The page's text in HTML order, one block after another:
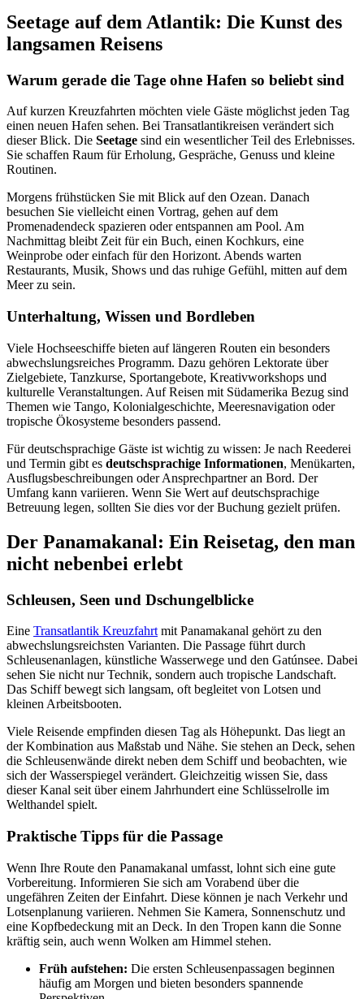
Seetage auf dem Atlantik: Die Kunst des
langsamen Reisens
Warum gerade die Tage ohne Hafen so beliebt sind
Auf kurzen Kreuzfahrten möchten viele Gäste möglichst jeden Tag
einen neuen Hafen sehen. Bei Transatlantikreisen verändert sich
dieser Blick. Die Seetage sind ein wesentlicher Teil des Erlebnisses.
Sie schaffen Raum für Erholung, Gespräche, Genuss und kleine
Routinen.
Morgens frühstücken Sie mit Blick auf den Ozean. Danach
besuchen Sie vielleicht einen Vortrag, gehen auf dem
Promenadendeck spazieren oder entspannen am Pool. Am
Nachmittag bleibt Zeit für ein Buch, einen Kochkurs, eine
Weinprobe oder einfach für den Horizont. Abends warten
Restaurants, Musik, Shows und das ruhige Gefühl, mitten auf dem
Meer zu sein.
Unterhaltung, Wissen und Bordleben
Viele Hochseeschiffe bieten auf längeren Routen ein besonders
abwechslungsreiches Programm. Dazu gehören Lektorate über
Zielgebiete, Tanzkurse, Sportangebote, Kreativworkshops und
kulturelle Veranstaltungen. Auf Reisen mit Südamerika Bezug sind
Themen wie Tango, Kolonialgeschichte, Meeresnavigation oder
tropische Ökosysteme besonders passend.
Für deutschsprachige Gäste ist wichtig zu wissen: Je nach Reederei
und Termin gibt es deutschsprachige Informationen, Menükarten,
Ausflugsbeschreibungen oder Ansprechpartner an Bord. Der
Umfang kann variieren. Wenn Sie Wert auf deutschsprachige
Betreuung legen, sollten Sie dies vor der Buchung gezielt prüfen.
Der Panamakanal: Ein Reisetag, den man
nicht nebenbei erlebt
Schleusen, Seen und Dschungelblicke
Eine Transatlantik Kreuzfahrt mit Panamakanal gehört zu den
abwechslungsreichsten Varianten. Die Passage führt durch
Schleusenanlagen, künstliche Wasserwege und den Gatúnsee. Dabei
sehen Sie nicht nur Technik, sondern auch tropische Landschaft.
Das Schiff bewegt sich langsam, oft begleitet von Lotsen und
kleinen Arbeitsbooten.
Viele Reisende empfinden diesen Tag als Höhepunkt. Das liegt an
der Kombination aus Maßstab und Nähe. Sie stehen an Deck, sehen
die Schleusenwände direkt neben dem Schiff und beobachten, wie
sich der Wasserspiegel verändert. Gleichzeitig wissen Sie, dass
dieser Kanal seit über einem Jahrhundert eine Schlüsselrolle im
Welthandel spielt.
Praktische Tipps für die Passage
Wenn Ihre Route den Panamakanal umfasst, lohnt sich eine gute
Vorbereitung. Informieren Sie sich am Vorabend über die
ungefähren Zeiten der Einfahrt. Diese können je nach Verkehr und
Lotsenplanung variieren. Nehmen Sie Kamera, Sonnenschutz und
eine Kopfbedeckung mit an Deck. In den Tropen kann die Sonne
kräftig sein, auch wenn Wolken am Himmel stehen.
Früh aufstehen: Die ersten Schleusenpassagen beginnen
häufig am Morgen und bieten besonders spannende